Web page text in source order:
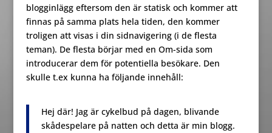
blogginlägg eftersom den är statisk och kommer att
finnas på samma plats hela tiden, den kommer
troligen att visas i din sidnavigering (i de flesta
teman). De flesta börjar med en Om-sida som
introducerar dem för potentiella besökare. Den
skulle t.ex kunna ha följande innehåll:
Hej där! Jag är cykelbud på dagen, blivande
skådespelare på natten och detta är min blogg.